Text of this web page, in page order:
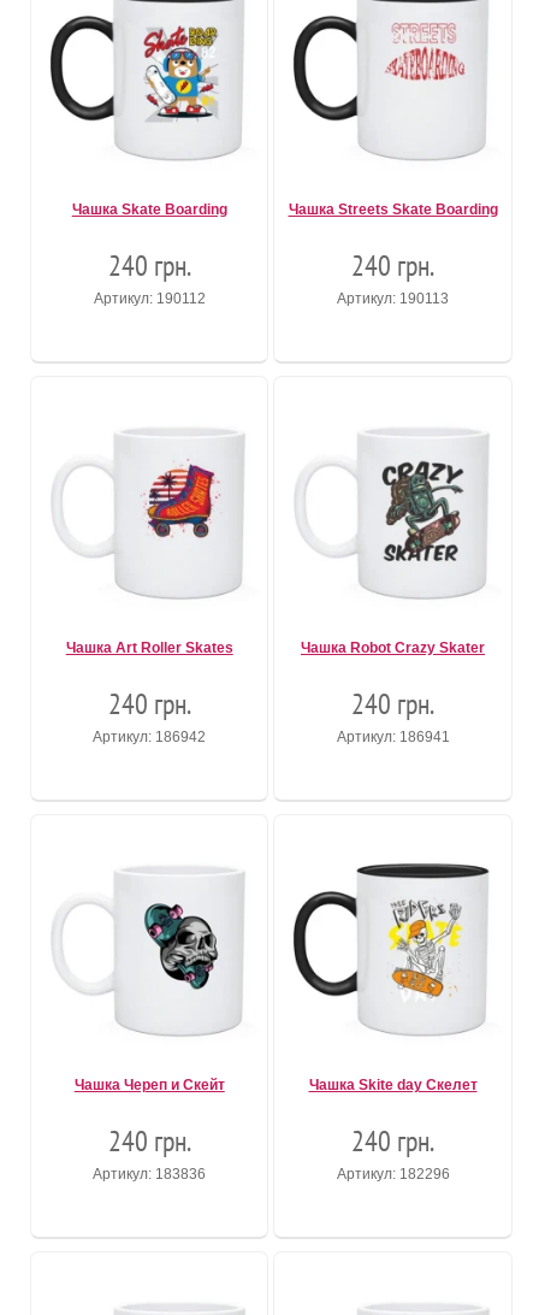
Чашка Skate Boarding
240 грн.
Артикул: 190112
Чашка Streets Skate Boarding
240 грн.
Артикул: 190113
Чашка Art Roller Skates
240 грн.
Артикул: 186942
Чашка Robot Crazy Skater
240 грн.
Артикул: 186941
Чашка Череп и Скейт
240 грн.
Артикул: 183836
Чашка Skite day Скелет
240 грн.
Артикул: 182296